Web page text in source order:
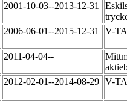
2001-10-03--2013-12-31
2006-06-01--2015-12-31 V-
2011-04-04--
2012-02-01--2014-08-29 V-